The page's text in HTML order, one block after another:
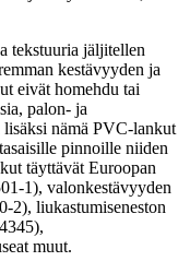
tekstuuria jäljitellen
kestävyyden ja
eivät homehdu tai
palon- ja
nämä PVC-lankut
pinnoille niiden
täyttävät Euroopan
1), valonkestävyyden
2), liukastumiseneston
muut.